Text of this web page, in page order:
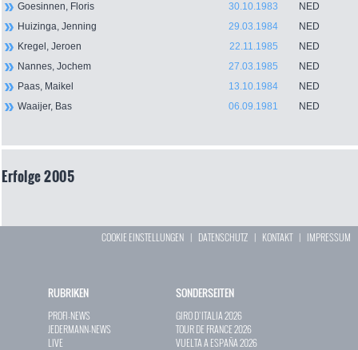
Goesinnen, Floris
30.10.1983
NED
Huizinga, Jenning
29.03.1984
NED
Kregel, Jeroen
22.11.1985
NED
Nannes, Jochem
27.03.1985
NED
Paas, Maikel
13.10.1984
NED
Waaijer, Bas
06.09.1981 NED
Erfolge 2005
COOKIE EINSTELLUNGEN | DATENSCHUTZ | KONTAKT| IMPRESSUM
RUBRIKEN
PROFI-NEWS
JEDERMANN-NEWS
LIVE
SONDERSEITEN
GIRO D`ITALIA 2026
TOUR DE FRANCE 2026
VUELTA A ESPAÑA 2026